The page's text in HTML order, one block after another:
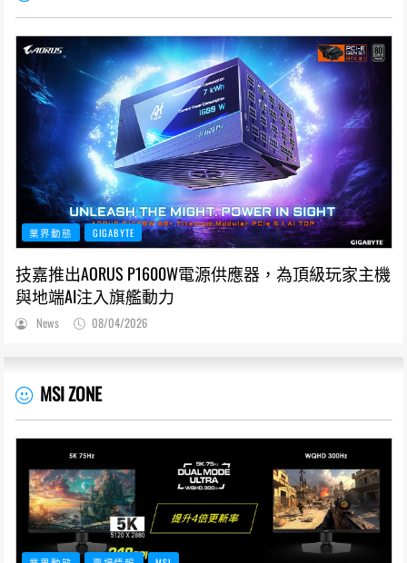
業界動態 GIGABYTE
技嘉推出AORUS P1600W電源供應器，為頂級玩家主機
與地端AI注入旗艦動力
News 08/04/2026
MSI ZONE